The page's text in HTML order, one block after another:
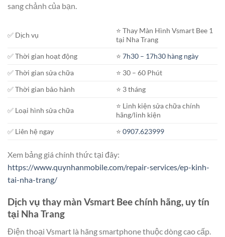
sang chảnh của bạn.
✅ Dịch vụ
⭐️ Thay Màn Hình Vsmart Bee 1
tại Nha Trang
✅ Thời gian hoạt động
⭐️7h30 – 17h30 hàng ngày
✅ Thời gian sửa chữa
⭐️ 30 – 60 Phút
✅ Thời gian bảo hành
⭐️ 3 tháng
✅ Loại hình sửa chữa
⭐️ Linh kiện sửa chữa chính
hãng/linh kiện
✅ Liên hệ ngay
⭐️0907.623999
Xem bảng giá chính thức tại đây:
https://www.quynhanmobile.com/repair-services/ep-kinh-
tai-nha-trang/
Dịch vụ thay màn Vsmart Bee chính hãng, uy tín
tại Nha Trang
Điện thoại Vsmart là hãng smartphone thuộc dòng cao cấp.